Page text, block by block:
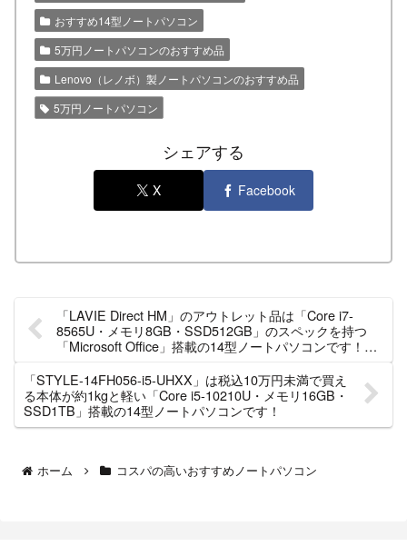
おすすめ14型ノートパソコン
5万円ノートパソコンのおすすめ品
Lenovo（レノボ）製ノートパソコンのおすすめ品
5万円ノートパソコン
シェアする
X Facebook
「LAVIE Direct HM」のアウトレット品は「Core i7-
8565U・メモリ8GB・SSD512GB」のスペックを持つ
「Microsoft Office」搭載の14型ノートパソコンです！
「STYLE-14FH056-i5-UHXX」は税込10万円未満で買え
る本体が約1kgと軽い「Core i5-10210U・メモリ16GB・
SSD1TB」搭載の14型ノートパソコンです！
ホーム コスパの高いおすすめノートパソコン